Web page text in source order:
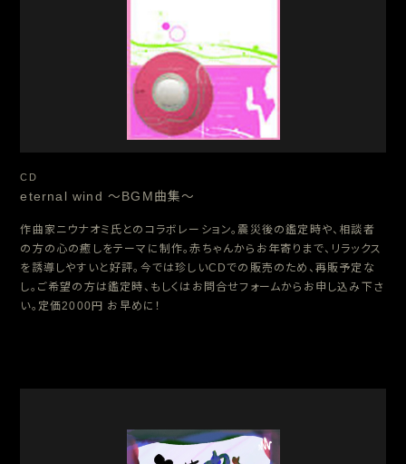
ゴマブックスより「女優魂」の本が出版、TVの模様が 記
載されています。
CD
eternal wind 〜BGM曲集〜
作曲家ニウナオミ氏とのコラボレーション。震災後の鑑定時や、相談者
の方の心の癒しをテーマに制作。赤ちゃんからお年寄りまで、リラックス
を誘導しやすいと好評。今では珍しいCDでの販売のため、再販予定な
し。ご希望の方は鑑定時、もしくはお問合せフォームからお申し込み下さ
い。定価2000円 お早めに！